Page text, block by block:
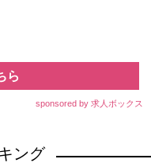
ら
sponsored by 求人ボックス
ング